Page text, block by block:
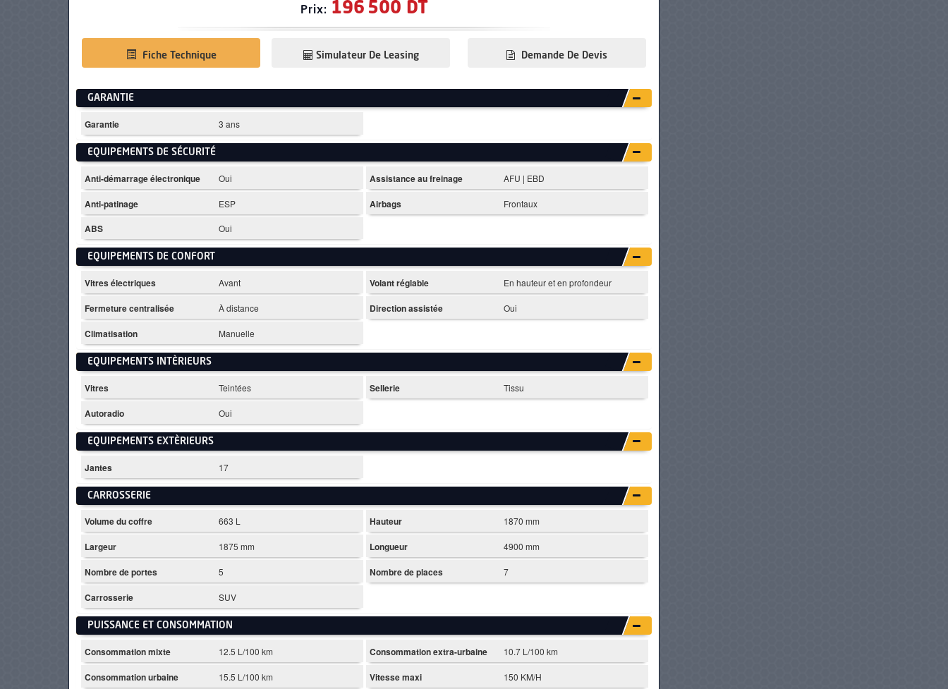
Prix: 196 500 DT
Fiche Technique Demande De Devis
Simulateur De Leasing
GARANTIE
Garantie 3 ans
EQUIPEMENTS DE SÉCURITÉ
Anti-démarrage électronique Oui Assistance au freinage AFU | EBD
Anti-patinage ESP Airbags Frontaux
ABS Oui
EQUIPEMENTS DE CONFORT
Vitres électriques Avant Volant réglable En hauteur et en profondeur
Fermeture centralisée À distance Direction assistée Oui
Climatisation Manuelle
EQUIPEMENTS INTÈRIEURS
Vitres Teintées Sellerie Tissu
Autoradio Oui
EQUIPEMENTS EXTÈRIEURS
Jantes 17
CARROSSERIE
Volume du coffre 663 L Hauteur 1870 mm
Largeur 1875 mm Longueur 4900 mm
Nombre de portes 5 Nombre de places 7
Carrosserie SUV
PUISSANCE ET CONSOMMATION
Consommation mixte 12.5 L/100 km Consommation extra-urbaine 10.7 L/100 km
Consommation urbaine 15.5 L/100 km Vitesse maxi 150 KM/H